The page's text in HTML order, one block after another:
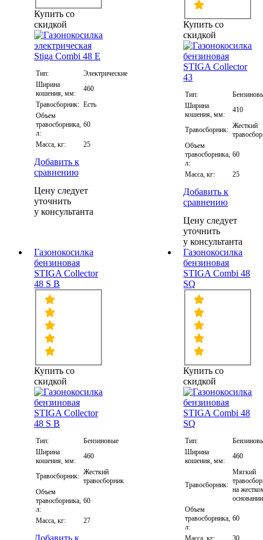
Купить со
скидкой
Тип:
Электрические
Ширина
кошения, мм:
460
Травосборник: Есть
Объем
травосборника,
л:
60
Масса, кг: 25
Добавить к
сравнению
Цену следует
уточнить
у консультанта
Купить со
скидкой
Тип:
Ширина
кошения, мм:
410
Травосборник: Жесткий
Объем
травосборника,
л:
60
Масса, кг: 25
Добавить к
сравнению
Цену следует
уточнить
у консультанта
Газонокосилка
бензиновая
STIGA Collector
48 S B
Купить со
скидкой
Тип:
Бензиновые
Ширина
кошения, мм:
460
Травосборник: Жесткий
травосборник
Объем
травосборника,
л:
60
Масса, кг: 27
Добавить к
Газонокосилка
бензиновая
STIGA Combi 48
SQ
Купить со
скидкой
Тип:
Ширина
кошения, мм:
460
Травосборник:
Мягкий
на
основании
Объем
травосборника,
л:
60
Масса, кг: 30